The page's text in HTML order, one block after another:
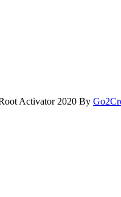
Activator 2020 By